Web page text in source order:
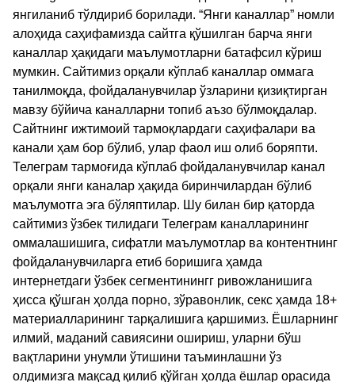
янгиланиб тўлдириб борилади. “Янги каналлар” номли
алоҳида саҳифамизда сайтга қўшилган барча янги
каналлар ҳақидаги маълумотларни батафсил кўриш
мумкин. Сайтимиз орқали кўплаб каналлар оммага
танилмоқда, фойдаланувчилар ўзларини қизиқтирган
мавзу бўйича каналларни топиб аъзо бўлмоқдалар.
Сайтнинг ижтимоий тармоқлардаги саҳифалари ва
канали ҳам бор бўлиб, улар фаол иш олиб боряпти.
Телеграм тармоғида кўплаб фойдаланувчилар канал
орқали янги каналар ҳақида биринчилардан бўлиб
маълумотга эга бўляптилар. Шу билан бир қаторда
сайтимиз ўзбек тилидаги Телеграм каналларининг
оммалашишига, сифатли маълумотлар ва контентнинг
фойдаланувчиларга етиб боришига ҳамда
интернетдаги ўзбек сегментинингг ривожланишига
ҳисса қўшган ҳолда порно, зўравонлик, секс ҳамда 18+
материалларининг тарқалишига қаршимиз. Ёшларнинг
илмий, маданий савиясини ошириш, уларни бўш
вақтларини унумли ўтишини таъминлашни ўз
олдимизга мақсад қилиб қўйган ҳолда ёшлар орасида